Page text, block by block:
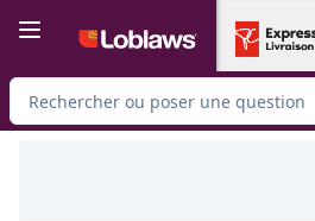
Rechercher des produits